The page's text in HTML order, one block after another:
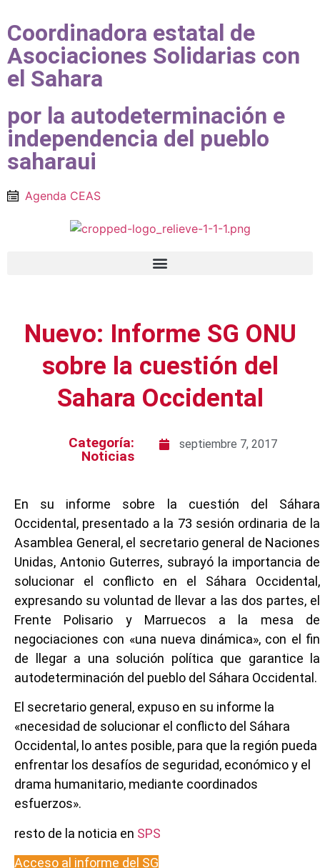
Coordinadora estatal de
Asociaciones Solidarias con
el Sahara
por la autodeterminación e
independencia del pueblo
saharaui
Agenda CEAS
Nuevo: Informe SG ONU
sobre la cuestión del
Sahara Occidental
Categoría:
Noticias
septiembre 7, 2017
En su informe sobre la cuestión del Sáhara
Occidental, presentado a la 73 sesión ordinaria de la
Asamblea General, el secretario general de Naciones
Unidas, Antonio Guterres, subrayó la importancia de
solucionar el conflicto en el Sáhara Occidental,
expresando su voluntad de llevar a las dos partes, el
Frente Polisario y Marruecos a la mesa de
negociaciones con «una nueva dinámica», con el fin
de llegar a una solución política que garantice la
autodeterminación del pueblo del Sáhara Occidental.
El secretario general, expuso en su informe la
«necesidad de solucionar el conflicto del Sáhara
Occidental, lo antes posible, para que la región pueda
enfrentar los desafíos de seguridad, económico y el
drama humanitario, mediante coordinados
esfuerzos».
resto de la noticia en SPS
Acceso al informe del SG